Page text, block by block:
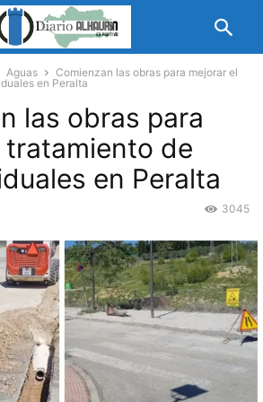
Aguas
Comienzan las obras para mejorar el
en Peralta
las obras para
tratamiento de
en Peralta
3045